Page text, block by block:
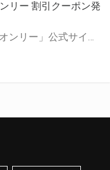
リー 割引クーポン発
「とらのあなWEBオンリー」公式サイトでとらのあな通販の「割引クーポン」を配布中！ イベントごとに開催当日限定で使える割引クーポンのシリアルコードを発行します。 とらのあなWEBオンリーのページをチェックして、イベント当日にお得にお買い物を楽しみましょう♪ ※本キャンペーンは予告なく終了する場合がございます。 とらのあなWEBオンリーサイトはこちら